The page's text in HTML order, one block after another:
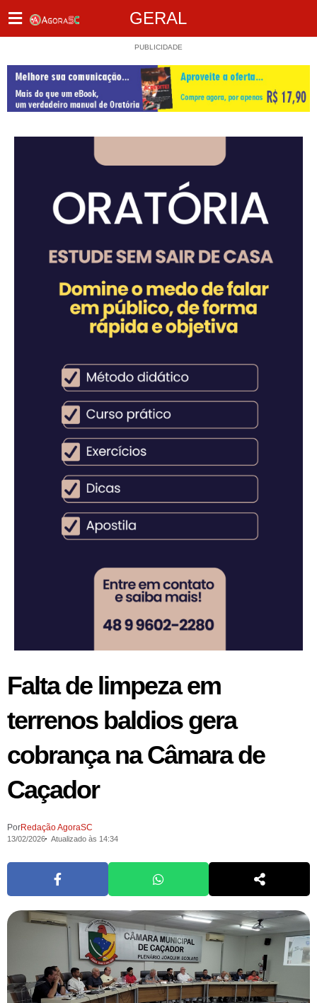
GERAL
PUBLICIDADE
Falta de limpeza em
terrenos baldios gera
cobrança na Câmara de
Caçador
PorRedação AgoraSC
13/02/2026 Atualizado às 14:34